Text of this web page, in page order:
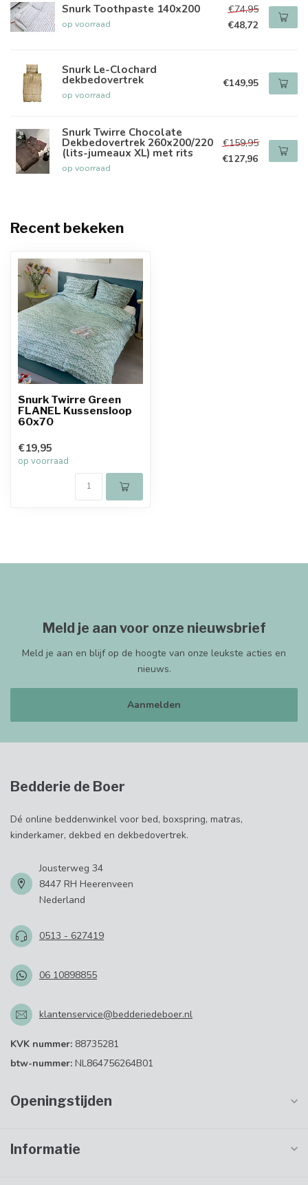
Snurk Toothpaste 140x200
op voorraad
€74,95
€48,72
Snurk Le-Clochard
dekbedovertrek
op voorraad
€149,95
Snurk Twirre Chocolate
Dekbedovertrek 260x200/220
(lits-jumeaux XL) met rits
op voorraad
€159,95
€127,96
Recent bekeken
Snurk Twirre Green
FLANEL Kussensloop
60x70
€19,95
op voorraad
Meld je aan voor onze nieuwsbrief
Meld je aan en blijf op de hoogte van onze leukste acties en
nieuws.
Aanmelden
Bedderie de Boer
Dé online beddenwinkel voor bed, boxspring, matras,
kinderkamer, dekbed en dekbedovertrek.
Jousterweg 34
8447 RH Heerenveen
Nederland
0513 - 627419
06 10898855
klantenservice@bedderiedeboer.nl
KVK nummer: 88735281
btw-nummer: NL864756264B01
Openingstijden
Informatie